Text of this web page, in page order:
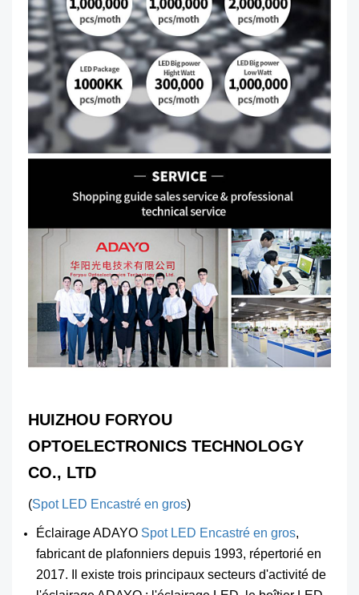
HUIZHOU FORYOU
OPTOELECTRONICS TECHNOLOGY
CO., LTD
(Spot LED Encastré en gros​)
Éclairage ADAYO Spot LED Encastré en gros,
fabricant de plafonniers depuis 1993, répertorié en
2017. Il existe trois principaux secteurs d'activité de